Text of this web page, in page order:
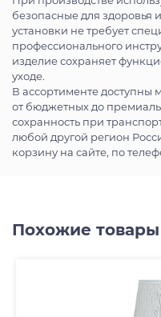
безопасные для
установки не требует
профессионального
изделие сохраняет
уходе.
В ассортименте доступны
от бюджетных до
сохранность при
любой другой регион
корзину на сайте, по
Похожие товары